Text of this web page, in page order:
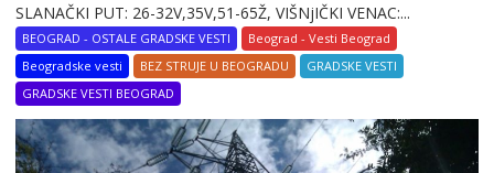
SLANAČKI PUT: 26-32V,35V,51-65Ž, VIŠNjIČKI VENAC:...
BEOGRAD - OSTALE GRADSKE VESTI
Beograd - Vesti Beograd
Beogradske vesti
BEZ STRUJE U BEOGRADU
GRADSKE VESTI
GRADSKE VESTI BEOGRAD